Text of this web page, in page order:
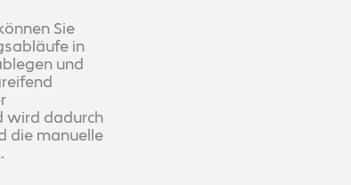
Sie
in
und
wird dadurch
die manuelle